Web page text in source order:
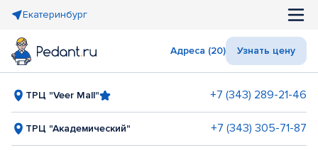
Екатеринбург
Адреса (20) Узнать цену
ТРЦ "Veer Mall" +7 (343) 289-21-46
ТРЦ "Академический" +7 (343) 305-71-87